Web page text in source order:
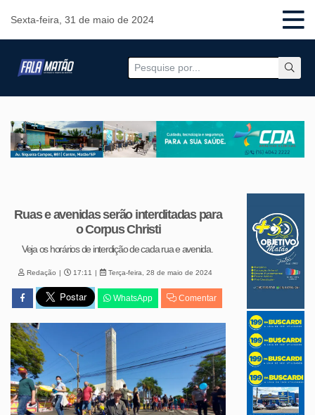
Sexta-feira, 31 de maio de 2024
Ruas e avenidas serão interditadas para
o Corpus Christi
Veja os horários de interdição de cada rua e avenida.
Redação 17:11 Terça-feira, 28 de maio de 2024
WhatsApp Comentar